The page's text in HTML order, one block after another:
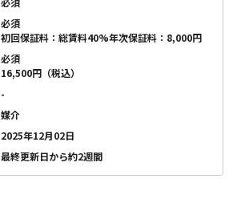
必須
初回保証料：総賃料40%年次保証料：8,000円
必須
16,500円（税込）
-
媒介
2025年12月02日
最終更新日から約2週間